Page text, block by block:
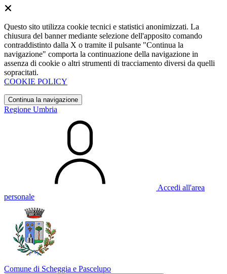
Questo sito utilizza cookie tecnici e statistici anonimizzati. La
chiusura del banner mediante selezione dell'apposito comando
contraddistinto dalla X o tramite il pulsante "Continua la
navigazione" comporta la continuazione della navigazione in
assenza di cookie o altri strumenti di tracciamento diversi da quelli
sopracitati.
COOKIE POLICY
Continua la navigazione
Regione Umbria
Accedi all'area
personale
Comune di Scheggia e Pascelupo